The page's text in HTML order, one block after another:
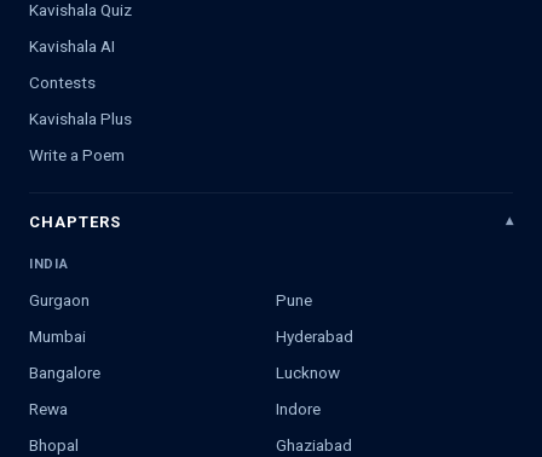
Kavishala Quiz
Kavishala AI
Contests
Kavishala Plus
Write a Poem
CHAPTERS
INDIA
Gurgaon
Pune
Mumbai
Hyderabad
Bangalore
Lucknow
Rewa
Indore
Bhopal
Ghaziabad